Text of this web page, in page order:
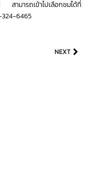
ามารถเข้าไปเลือกชมได้ที่
324-6465
NEXT